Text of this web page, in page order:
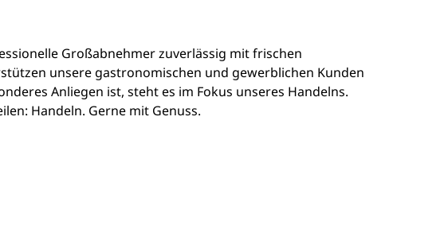
Großabnehmer zuverlässig mit frischen
unsere gastronomischen und gewerblichen Kunden
Anliegen ist, steht es im Fokus unseres Handelns.
Handeln. Gerne mit Genuss.